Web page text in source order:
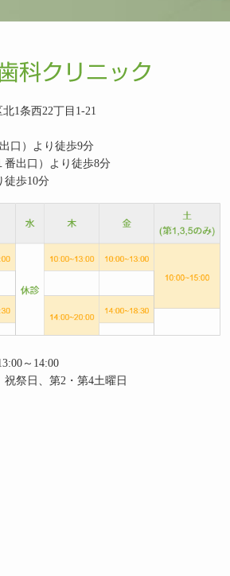
1条西22丁目1-21
口）より徒歩9分
番出口）より徒歩8分
徒歩10分
～14:00
祭日、第2・第4土曜日